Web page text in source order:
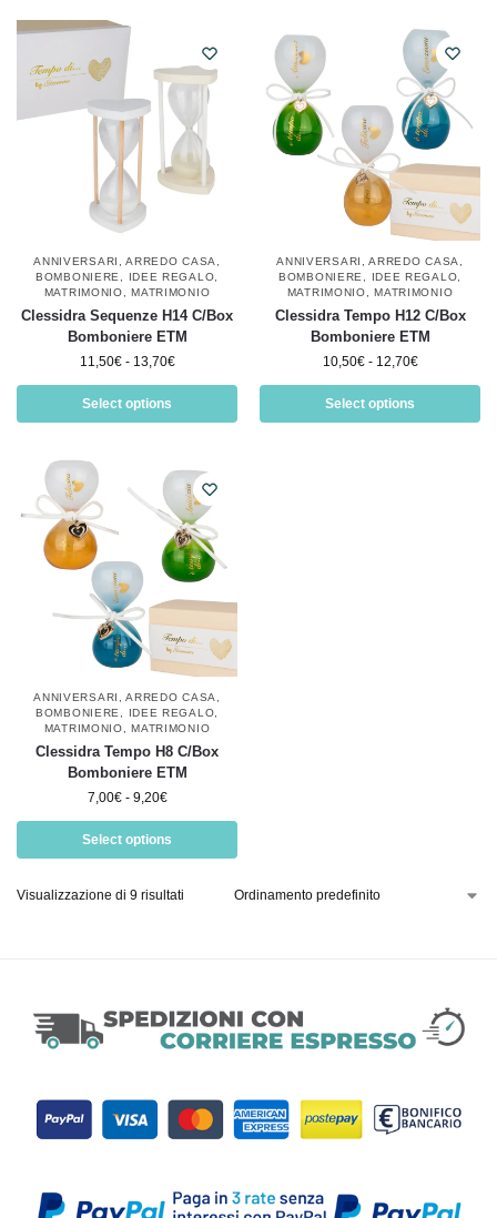
ANNIVERSARI ,ARREDO CASA
BOMBONIERE
IDEE REGALO
MATRIMONIO ,MATRIMONIO
Clessidra Sequenze H14 C/Box
Bomboniere ETM
11,50€ - 13,70€
Select options
ANNIVERSARI ,ARREDO CASA
BOMBONIERE
IDEE REGALO
MATRIMONIO ,MATRIMONIO
Clessidra Tempo H12 C/Box
Bomboniere ETM
10,50€ - 12,70€
Select options
ANNIVERSARI ,ARREDO CASA
BOMBONIERE
IDEE REGALO
MATRIMONIO ,MATRIMONIO
Clessidra Tempo H8 C/Box
Bomboniere ETM
7,00€ - 9,20€
Select options
Visualizzazione di 9 risultati